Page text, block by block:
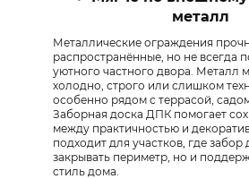
металл​
Металлические ограждения
распространённые, но не всегда
уютного частного двора. Металл
холодно, строго или слишком
особенно рядом с террасой,
Заборная доска ДПК помогает
между практичностью и
подходит для участков, где
закрывать периметр, но и
стиль дома.